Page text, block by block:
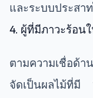
และระบบประสา
4. ผู้ที่มีภาวะร้อน
ตามความเชื่อด้
จัดเป็นผลไม้ที่มี